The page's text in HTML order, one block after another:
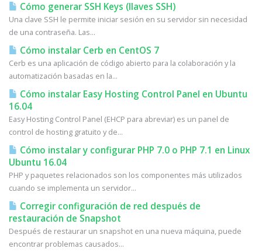
Cómo generar SSH Keys (llaves SSH)
Una clave SSH le permite iniciar sesión en su servidor sin necesidad
de una contraseña. Las...
Cómo instalar Cerb en CentOS 7
Cerb es una aplicación de código abierto para la colaboración y la
automatización basadas en la...
Cómo instalar Easy Hosting Control Panel en Ubuntu
16.04
Easy Hosting Control Panel (EHCP para abreviar) es un panel de
control de hosting gratuito y de...
Cómo instalar y configurar PHP 7.0 o PHP 7.1 en Linux
Ubuntu 16.04
PHP y paquetes relacionados son los componentes más utilizados
cuando se implementa un servidor...
Corregir configuración de red después de
restauración de Snapshot
Después de restaurar un snapshot en una nueva máquina, puede
encontrar problemas causados...